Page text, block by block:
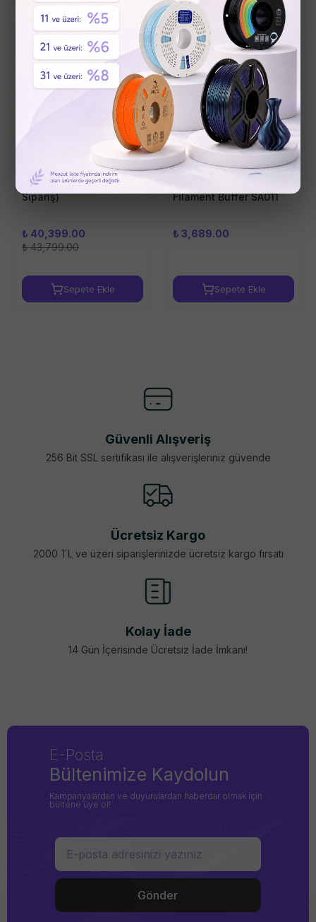
Creality Pika (Ön
Sipariş)
İndirim
Ön Sipariş
₺ 40,399.00
₺ 43,799.00
Sepete Ekle
Filament Buffer SA011
₺ 3,689.00
Sepete Ekle
Güvenli Alışveriş
256 Bit SSL sertifikası ile alışverişleriniz güvende
Ücretsiz Kargo
2000 TL ve üzeri siparişlerinizde ücretsiz kargo fırsatı
Kolay İade
14 Gün İçerisinde Ücretsiz İade İmkanı!
E-Posta
Bültenimize Kaydolun
Kampanyalardan ve duyurulardan haberdar olmak için
bültene üye ol!